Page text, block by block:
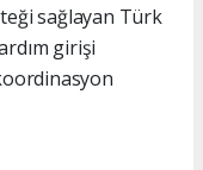
sağlayan Türk
girişi